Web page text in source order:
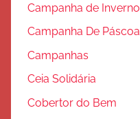
Campanha de Inverno
Campanha De Páscoa
Campanhas
Ceia Solidária
Cobertor do Bem